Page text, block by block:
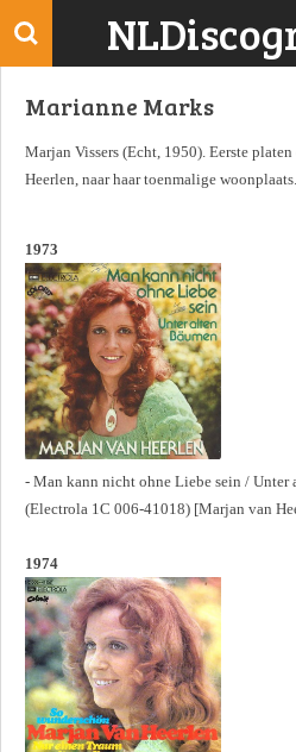
Ga
deMarianne Marks
Marjan Vissers (Echt, 1950). Eerste
Heerlen, naar haar toenmalige woonplaats.
1973
- Man kann nicht ohne Liebe sein / Unter
(Electrola 1C 006-41018) [Marjan van
1974